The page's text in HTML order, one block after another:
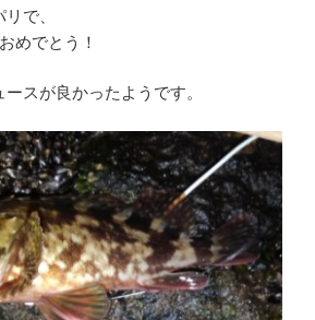
で、
めでとう！
スが良かったようです。